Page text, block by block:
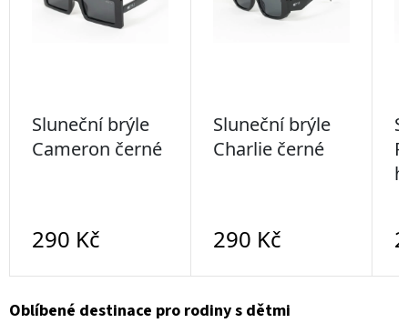
Oblíbené destinace pro rodiny s dětmi